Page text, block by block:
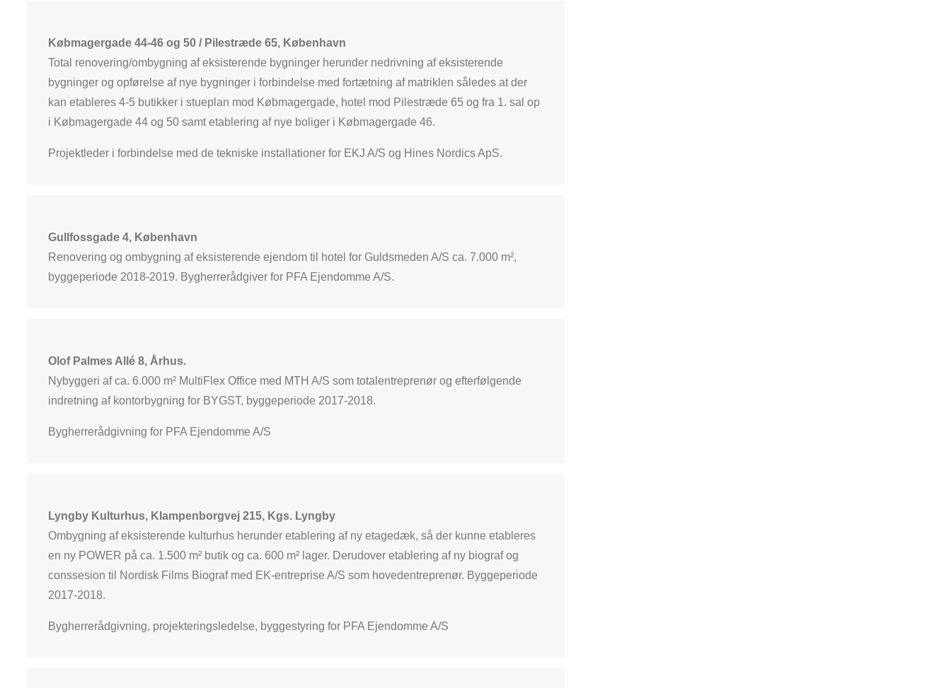
Købmagergade 44-46 og 50 / Pilestræde 65, København
Total renovering/ombygning af eksisterende bygninger herunder nedrivning af eksisterende
bygninger og opførelse af nye bygninger i forbindelse med fortætning af matriklen således at der
kan etableres 4-5 butikker i stueplan mod Købmagergade, hotel mod Pilestræde 65 og fra 1. sal op
i Købmagergade 44 og 50 samt etablering af nye boliger i Købmagergade 46.
Projektleder i forbindelse med de tekniske installationer for EKJ A/S og Hines Nordics ApS.
Gullfossgade 4, København
Renovering og ombygning af eksisterende ejendom til hotel for Guldsmeden A/S ca. 7.000 m²,
byggeperiode 2018-2019. Bygherrerådgiver for PFA Ejendomme A/S.
Olof Palmes Allé 8, Århus.
Nybyggeri af ca. 6.000 m² MultiFlex Office med MTH A/S som totalentreprenør og efterfølgende
indretning af kontorbygning for BYGST, byggeperiode 2017-2018.
Bygherrerådgivning for PFA Ejendomme A/S
Lyngby Kulturhus, Klampenborgvej 215, Kgs. Lyngby
Ombygning af eksisterende kulturhus herunder etablering af ny etagedæk, så der kunne etableres
en ny POWER på ca. 1.500 m² butik og ca. 600 m² lager. Derudover etablering af ny biograf og
conssesion til Nordisk Films Biograf med EK-entreprise A/S som hovedentreprenør. Byggeperiode
2017-2018.
Bygherrerådgivning, projekteringsledelse, byggestyring for PFA Ejendomme A/S